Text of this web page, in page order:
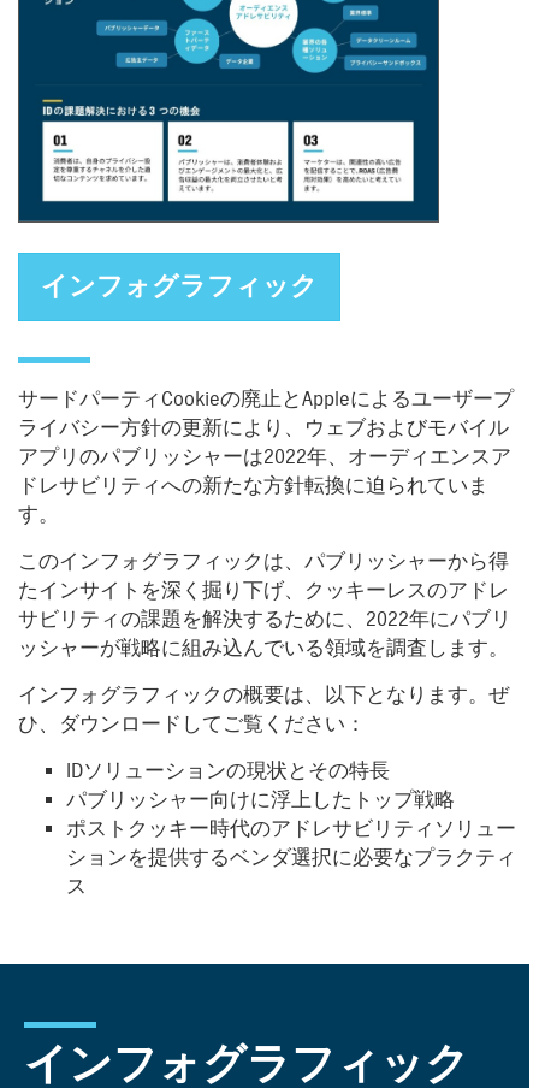
インフォグラフィック
サードパーティCookieの廃止とAppleによるユーザープ
ライバシー方針の更新により、ウェブおよびモバイル
アプリのパブリッシャーは2022年、オーディエンスア
ドレサビリティへの新たな方針転換に迫られていま
す。
このインフォグラフィックは、パブリッシャーから得
たインサイトを深く掘り下げ、クッキーレスのアドレ
サビリティの課題を解決するために、2022年にパブリ
ッシャーが戦略に組み込んでいる領域を調査します。
インフォグラフィックの概要は、以下となります。ぜ
ひ、ダウンロードしてご覧ください：
IDソリューションの現状とその特長
パブリッシャー向けに浮上したトップ戦略
ポストクッキー時代のアドレサビリティソリュー
ションを提供するベンダ選択に必要なプラクティ
ス
インフォグラフィック